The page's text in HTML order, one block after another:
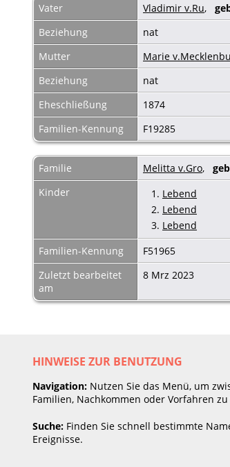
Vater Vladimir v.Ru,
Beziehung
nat
Mutter
Marie
Beziehung
nat
Eheschließung
1874
Familien-Kennung
F19285
Familie Melitta v.Gro,
Kinder
1. Lebend
2. Lebend
3. Lebend
Familien-Kennung
F51965
Zuletzt bearbeitet
am
8 Mrz 2023
HINWEISE ZUR BENUTZUNG
Navigation: Nutzen Sie das Menü, um
Familien, Nachkommen oder Vorfahren
Suche: Finden Sie schnell bestimmte
Ereignisse.